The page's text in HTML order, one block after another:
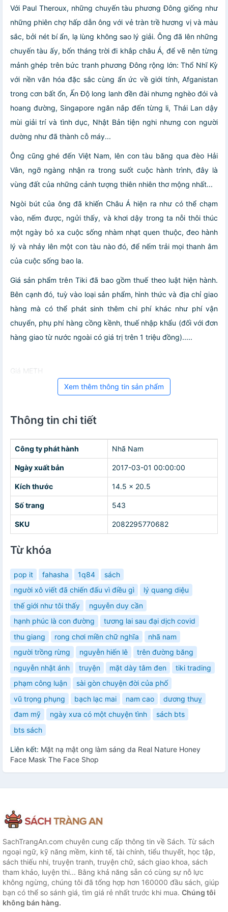
Với Paul Theroux, những chuyến tàu phương Đông giống như
những phiên chợ hấp dẫn ông với vẻ tràn trề hương vị và màu
sắc, bởi nét bí ẩn, lạ lùng không sao lý giải. Ông đã lên những
chuyến tàu ấy, bốn tháng trời đi khắp châu Á, để vẽ nên từng
mảnh ghép trên bức tranh phương Đông rộng lớn: Thổ Nhĩ Kỳ
với nền văn hóa đặc sắc cùng ẩn ức về giới tính, Afganistan
trong cơn bất ổn, Ấn Độ long lanh đền đài nhưng nghèo đói và
hoang đường, Singapore ngăn nắp đến từng li, Thái Lan dậy
mùi giải trí và tình dục, Nhật Bản tiện nghi nhưng con người
dường như đã thành cỗ máy...
Ông cũng ghé đến Việt Nam, lên con tàu băng qua đèo Hải
Vân, ngỡ ngàng nhận ra trong suốt cuộc hành trình, đây là
vùng đất của những cảnh tượng thiên nhiên thơ mộng nhất...
Ngòi bút của ông đã khiến Châu Á hiện ra như có thể chạm
vào, nếm được, ngửi thấy, và khơi dậy trong ta nỗi thôi thúc
một ngày bỏ xa cuộc sống nhàm nhạt quen thuộc, đeo hành
lý và nhảy lên một con tàu nào đó, để nếm trải mọi thanh âm
của cuộc sống bao la.
Giá sản phẩm trên Tiki đã bao gồm thuế theo luật hiện hành.
Bên cạnh đó, tuỳ vào loại sản phẩm, hình thức và địa chỉ giao
hàng mà có thể phát sinh thêm chi phí khác như phí vận
chuyển, phụ phí hàng cồng kềnh, thuế nhập khẩu (đối với đơn
hàng giao từ nước ngoài có giá trị trên 1 triệu đồng).....
Giá METH
Xem thêm thông tin sản phẩm
Thông tin chi tiết
Công ty phát hành Nhã Nam
Ngày xuất bản 2017-03-01 00:00:00
Kích thước 14.5 x 20.5
Số trang 543
SKU 2082295770682
Từ khóa
pop it fahasha 1q84
sách
người xô viết đã chiến đấu vì điều gì
lý quang diệu
thế giới như tôi thấy
nguyễn duy cần
hạnh phúc là con đường
tương lai sau đại dịch covid
thu giang
rong chơi miền chữ nghĩa
nhã nam
người trồng rừng
nguyễn hiến lê
trên đường băng
nguyễn nhật ánh
truyện mặt dày tâm đen
tiki trading
phạm công luận
sài gòn chuyện đời của phố
vũ trọng phụng
bạch lạc mai nam cao
dương thuỵ
đam mỹ
ngày xưa có một chuyện tình
sách bts
bts sách
Liên kết: Mặt nạ mật ong làm sáng da Real Nature Honey
Face Mask The Face Shop
SachTrangAn.com chuyên cung cấp thông tin về Sách. Từ sách
ngoại ngữ, kỹ năng mềm, kinh tế, tài chính, tiểu thuyết, học tập,
sách thiếu nhi, truyện tranh, truyện chữ, sách giao khoa, sách
tham khảo, luyện thi... Bằng khả năng sẵn có cùng sự nỗ lực
không ngừng, chúng tôi đã tổng hợp hơn 160000 đầu sách, giúp
bạn có thể so sánh giá, tìm giá rẻ nhất trước khi mua. Chúng tôi
không bán hàng.